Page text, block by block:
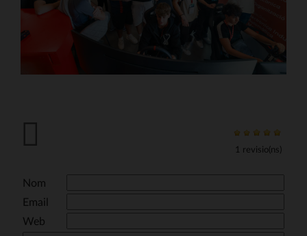
1 revisio(ns)
Nom
Email
Web